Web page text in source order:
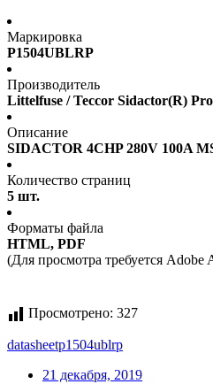
Маркировка
P1504UBLRP
Производитель
Littelfuse / Teccor Sidactor(R)
Описание
SIDACTOR 4CHP 280V 100A
Количество страниц
5 шт.
Форматы файла
HTML, PDF
(Для просмотра требуется Adobe
Просмотрено: 327
datasheetp1504ublrp
21 декабря, 2019